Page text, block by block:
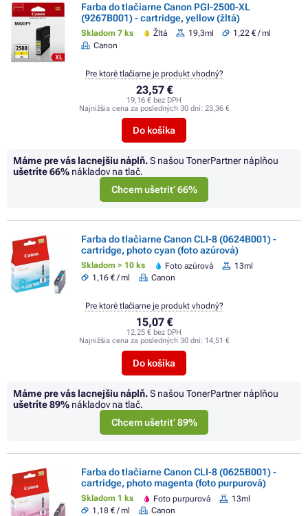
Farba do tlačiarne Canon PGI-2500-XL
(9267B001) - cartridge, yellow (žltá)
Skladom 7 ks Žltá 19,3ml
1,22 € / ml
Canon
23,57 €
19,16 € bez DPH
Najnižšia cena za posledných 30 dní: 23,36 €
Do košíka
Pre ktoré tlačiarne je produkt vhodný?
Máme pre vás lacnejšiu náplň.S našou TonerPartner náplňou
ušetríte66% nákladov na tlač.
Chcem ušetriť 66%
Farba do tlačiarne Canon CLI-8 (0624B001) -
cartridge, photo cyan (foto azúrová)
Skladom > 10 ks Foto azúrová
13ml
1,16 € / ml
Canon
15,07 €
12,25 € bez DPH
Najnižšia cena za posledných 30 dní: 14,51 €
Do košíka
Pre ktoré tlačiarne je produkt vhodný?
Máme pre vás lacnejšiu náplň.S našou TonerPartner náplňou
ušetríte89% nákladov na tlač.
Chcem ušetriť 89%
Farba do tlačiarne Canon CLI-8 (0625B001) -
cartridge, photo magenta (foto purpurová)
Skladom 1 ks Foto purpurová
13ml
1,18 € / ml
Canon